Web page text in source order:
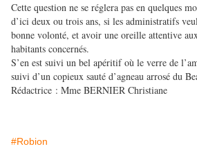
Cette question ne se réglera pas en quelques
d’ici deux ou trois ans, si les administratifs
bonne volonté, et avoir une oreille attentive
habitants concernés.
S’en est suivi un bel apéritif où le verre de
suivi d’un copieux sauté d’agneau arrosé du
Rédactrice : Mme BERNIER Christiane
#Robion